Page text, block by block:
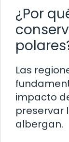
¿Por
Las
impacto
preservar
albergan.